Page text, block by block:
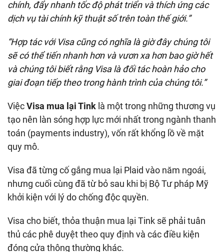
chính, đẩy nhanh tốc độ phát triển và thích ứng các
dịch vụ tài chính kỹ thuật số trên toàn thế giới.”
“Hợp tác với Visa cũng có nghĩa là giờ đây chúng tôi
sẽ có thể tiến nhanh hơn và vươn xa hơn bao giờ hết
và chúng tôi biết rằng Visa là đối tác hoàn hảo cho
giai đoạn tiếp theo trong hành trình của chúng tôi.”
ViệcVisa mua lại Tink là một trong những thương vụ
tạo nên làn sóng hợp lực mới nhất trong ngành thanh
toán (payments industry), vốn rất khổng lồ về mặt
quy mô.
Visa đã từng cố gắng mua lại Plaid vào năm ngoái,
nhưng cuối cùng đã từ bỏ sau khi bị Bộ Tư pháp Mỹ
khởi kiện với lý do chống độc quyền.
Visa cho biết, thỏa thuận mua lại Tink sẽ phải tuân
thủ các phê duyệt theo quy định và các điều kiện
đóng cửa thông thường khác.